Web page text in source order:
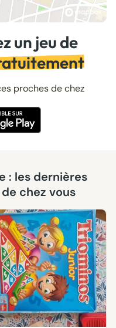
un jeu de
proches de chez
chez vous